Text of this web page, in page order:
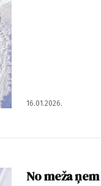
16.01.2026.
No meža